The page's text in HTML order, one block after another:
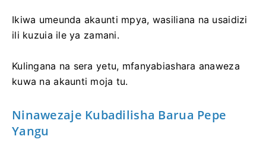
Ikiwa umeunda akaunti mpya, wasiliana na usaidizi
ili kuzuia ile ya zamani.
Kulingana na sera yetu, mfanyabiashara anaweza
kuwa na akaunti moja tu.
Ninawezaje Kubadilisha Barua Pepe
Yangu